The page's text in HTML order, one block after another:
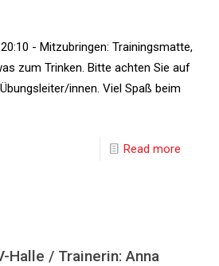
- Mitzubringen: Trainingsmatte,
zum Trinken. Bitte achten Sie auf
innen. Viel Spaß beim
Read more
Halle / Trainerin: Anna